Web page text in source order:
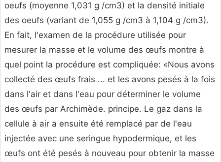
oeufs (moyenne 1,031 g /cm3) et la densité initiale
des oeufs (variant de 1,055 g /cm3 à 1,104 g /cm3).
En fait, l'examen de la procédure utilisée pour
mesurer la masse et le volume des œufs montre à
quel point la procédure est compliquée: «Nous avons
collecté des œufs frais ... et les avons pesés à la fois
dans l'air et dans l'eau pour déterminer le volume
des œufs par Archimède. principe. Le gaz dans la
cellule à air a ensuite été remplacé par de l'eau
injectée avec une seringue hypodermique, et les
œufs ont été pesés à nouveau pour obtenir la masse